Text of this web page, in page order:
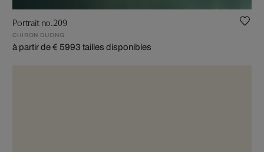
Portrait no.209
CHIRON DUONG
à partir de € 5993 tailles disponibles